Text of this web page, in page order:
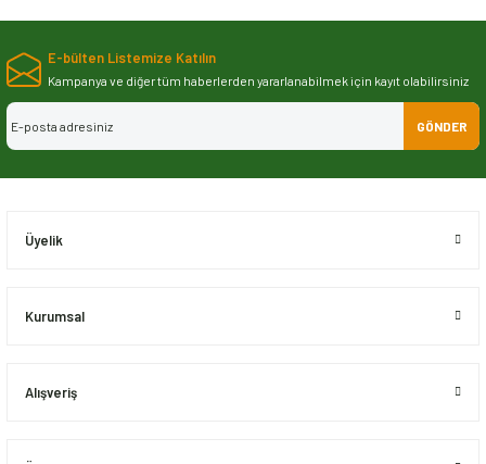
Bu ürünün fiyat bilgisi, resim, ürün açıklamalarında ve diğer konularda
iletebilirsiniz.
Görüş ve önerileriniz için teşekkür ederiz.
Ürün resmi kalitesiz, bozuk veya görüntülenemiyor.
E-bülten Listemize Katılın
Kampanya ve diğer tüm haberlerden yararlanabilmek için kayıt olabilirsiniz
GÖNDER
Üyelik
Kurumsal
Alışveriş